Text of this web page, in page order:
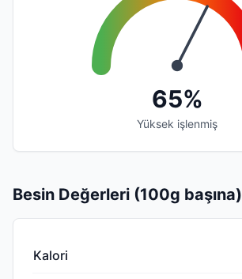
65%
Yüksek işlenmiş
Besin Değerleri (100g başına)
Kalori